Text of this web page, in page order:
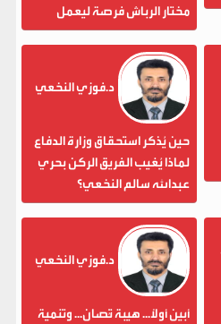
مختار الرباش فرصة ليعمل
د.فوزي النخعي
حين يُذكر استحقاق وزارة الدفاع
لماذا يُغيب الفريق الركن بحري
عبدالله سالم النخعي؟
د.فوزي النخعي
أبين أولاً... هيبة تُصان... وتنمية